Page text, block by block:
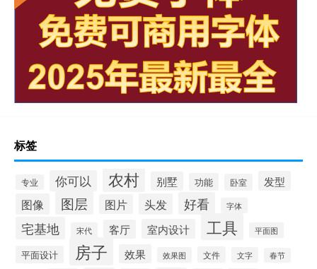
标签
专业 你可以 农村 别墅 功能 卧室 发型
图像 图层 图片 头发 好看 字体
宅基地 宋代 客厅 室内设计 工具 平面图
平面设计 房子 效果 效果图 文件 文字 春节